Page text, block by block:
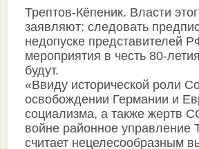
Трептов-Кёпеник. Власти
заявляют: следовать
недопуске представителей
мероприятия в честь 80-
будут.
«Ввиду исторической роли
освобождении Германии и
социализма, а также жертв
войне районное управление
считает нецелесообразным